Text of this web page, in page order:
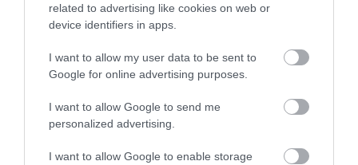
related to advertising like cookies on web or
device identifiers in apps.
I want to allow my user data to be sent to
Google for online advertising purposes.
I want to allow Google to send me
personalized advertising.
I want to allow Google to enable storage